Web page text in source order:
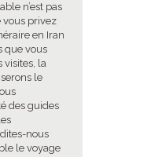
n’est pas
privez
en Iran
que vous
visites, la
le
des guides
nous
le voyage